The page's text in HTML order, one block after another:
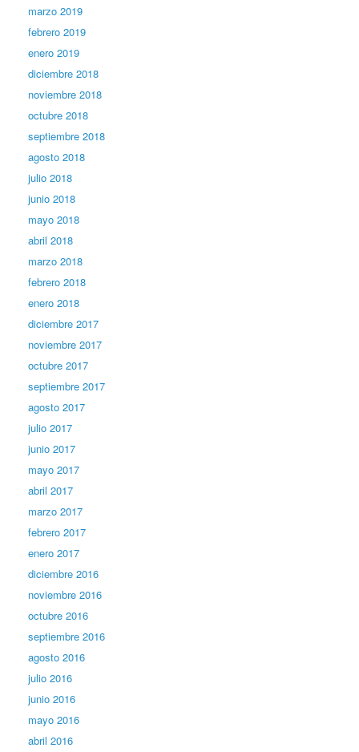
marzo 2019
febrero 2019
enero 2019
diciembre 2018
noviembre 2018
octubre 2018
septiembre 2018
agosto 2018
julio 2018
junio 2018
mayo 2018
abril 2018
marzo 2018
febrero 2018
enero 2018
diciembre 2017
noviembre 2017
octubre 2017
septiembre 2017
agosto 2017
julio 2017
junio 2017
mayo 2017
abril 2017
marzo 2017
febrero 2017
enero 2017
diciembre 2016
noviembre 2016
octubre 2016
septiembre 2016
agosto 2016
julio 2016
junio 2016
mayo 2016
abril 2016